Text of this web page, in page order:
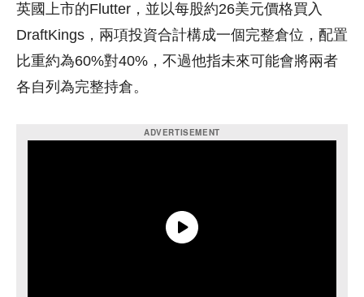
英國上市的Flutter，並以每股約26美元價格買入
DraftKings，兩項投資合計構成一個完整倉位，配置
比重約為60%對40%，不過他指未來可能會將兩者
各自列為完整持倉。